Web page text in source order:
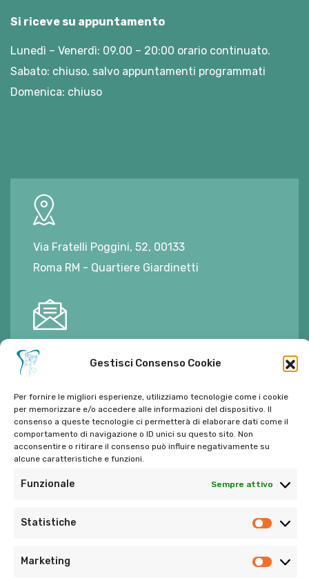
Gestisci Consenso Cookie
Per fornire le migliori esperienze, utilizziamo tecnologie come i cookie
per memorizzare e/o accedere alle informazioni del dispositivo. Il
consenso a queste tecnologie ci permetterà di elaborare dati come il
comportamento di navigazione o ID unici su questo sito. Non
acconsentire o ritirare il consenso può influire negativamente su
alcune caratteristiche e funzioni.
Funzionale Sempre attivo
Statistiche
Marketing
Si riceve su appuntamento
Lunedì – Venerdì: 09.00 – 20:00 orario continuato.
Sabato: chiuso, salvo appuntamenti programmati
Domenica: chiuso
Via Fratelli Poggini, 52, 00133
Roma RM - Quartiere Giardinetti
E-mail:
Tel:06 272342
Tel:393 9810086
© Copyright 2022. Tutti i diritti riservati di Ambulatorio